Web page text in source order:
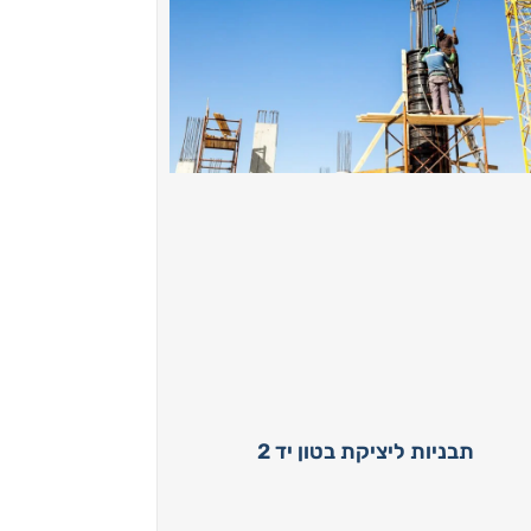
תבניות ליציקת בטון יד 2